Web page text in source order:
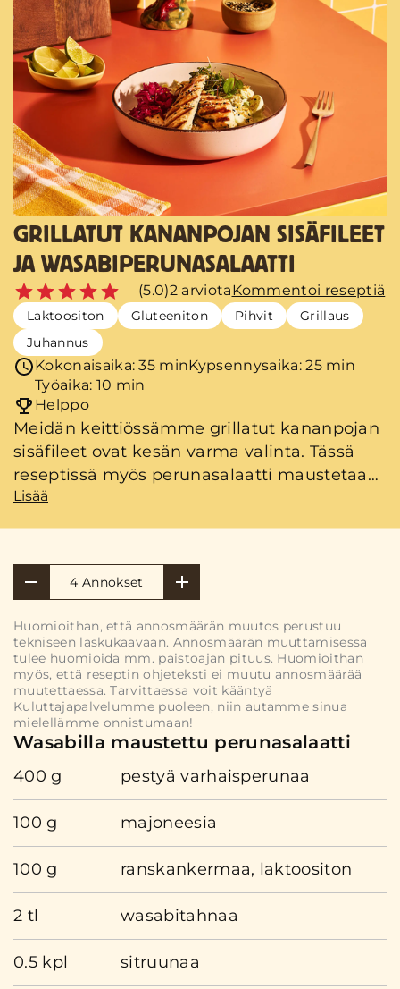
GRILLATUT KANANPOJAN SISÄFILEET
JA WASABIPERUNASALAATTI
(5.0)2 arviotaKommentoi reseptiä
Laktoositon Gluteeniton Pihvit
Grillaus
Juhannus
Kokonaisaika: 35 minKypsennysaika: 25 min
Työaika: 10 min
Helppo
Meidän keittiössämme grillatut kananpojan
sisäfileet ovat kesän varma valinta. Tässä
reseptissä myös perunasalaatti maustetaan
tujauksella wasabia. Kokonaisuus on helppo
Lisää
4 Annokset
Huomioithan, että annosmäärän muutos perustuu
tekniseen laskukaavaan. Annosmäärän muuttamisessa
tulee huomioida mm. paistoajan pituus. Huomioithan
myös, että reseptin ohjeteksti ei muutu annosmäärää
muutettaessa. Tarvittaessa voit kääntyä
Kuluttajapalvelumme puoleen, niin autamme sinua
mielellämme onnistumaan!
Wasabilla maustettu perunasalaatti
400 g pestyä varhaisperunaa
100 g majoneesia
100 g ranskankermaa, laktoositon
2 tl wasabitahnaa
0.5 kpl sitruunaa